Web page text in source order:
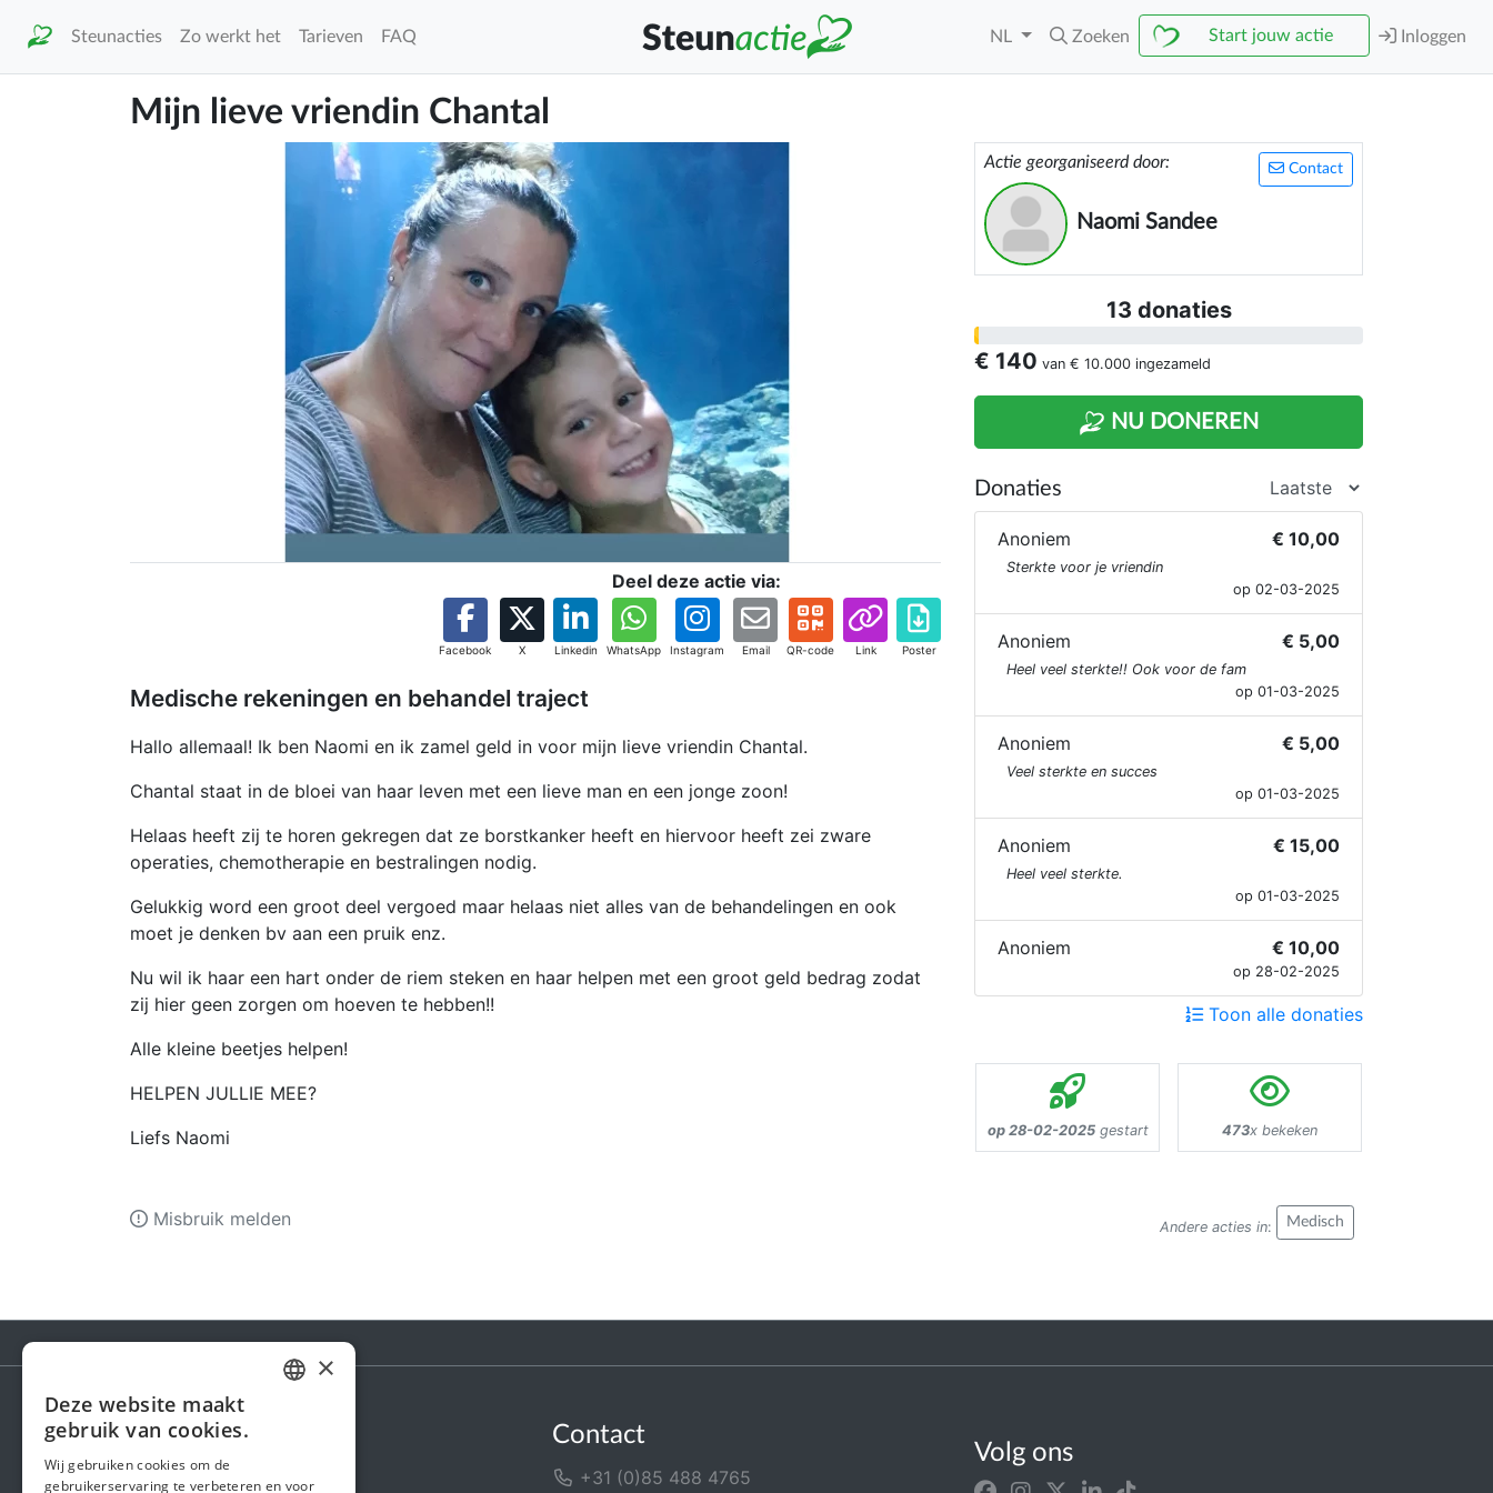
Steunacties Zo werkt het Tarieven FAQ NL Zoeken Start jouw actie Inloggen
Mijn lieve vriendin Chantal
Deel deze actie via:
Facebook X Linkedin WhatsApp Instagram Email QR-code Link Poster
Medische rekeningen en behandel traject
Hallo allemaal! Ik ben Naomi en ik zamel geld in voor mijn lieve vriendin Chantal.
Chantal staat in de bloei van haar leven met een lieve man en een jonge zoon!
Helaas heeft zij te horen gekregen dat ze borstkanker heeft en hiervoor heeft zei zware
operaties, chemotherapie en bestralingen nodig.
Gelukkig word een groot deel vergoed maar helaas niet alles van de behandelingen en ook
moet je denken bv aan een pruik enz.
Nu wil ik haar een hart onder de riem steken en haar helpen met een groot geld bedrag zodat
zij hier geen zorgen om hoeven te hebben!!
Alle kleine beetjes helpen!
HELPEN JULLIE MEE?
Liefs Naomi
Contact
Actie georganiseerd door:
Naomi Sandee
13 donaties
€ 140 van € 10.000 ingezameld
NU DONEREN
Donaties
Anoniem € 10,00
Sterkte voor je vriendin
op 02-03-2025
Anoniem € 5,00
Heel veel sterkte!! Ook voor de fam
op 01-03-2025
Anoniem € 5,00
Veel sterkte en succes
op 01-03-2025
Anoniem € 15,00
Heel veel sterkte.
op 01-03-2025
Anoniem € 10,00
op 28-02-2025
Toon alle donaties
op 28-02-2025gestart 473x bekeken
Andere acties in: Medisch
Misbruik melden
Steunactie
Over ons
Contact
+31 (0)85 488 4765
Volg ons
ENGLISH
×
Deze website maakt
gebruik van cookies.
Wij gebruiken cookies om de
gebruikerservaring te verbeteren en voor